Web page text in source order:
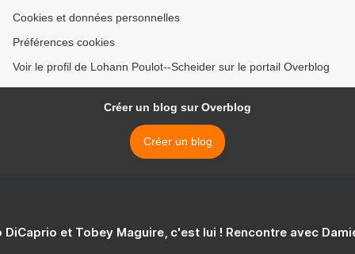
Cookies et données personnelles
Préférences cookies
Voir le profil de Lohann Poulot--Scheider sur le portail Overblog
Créer un blog sur Overblog
Créer un blog
DiCaprio et Tobey Maguire, c'est lui ! Rencontre avec